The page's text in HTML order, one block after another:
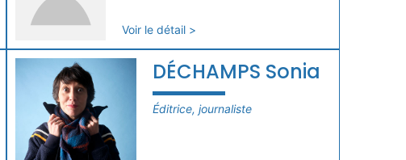
Voir le détail >
DÉCHAMPS Sonia
Éditrice, journaliste